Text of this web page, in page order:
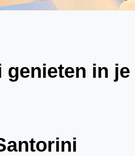
in je